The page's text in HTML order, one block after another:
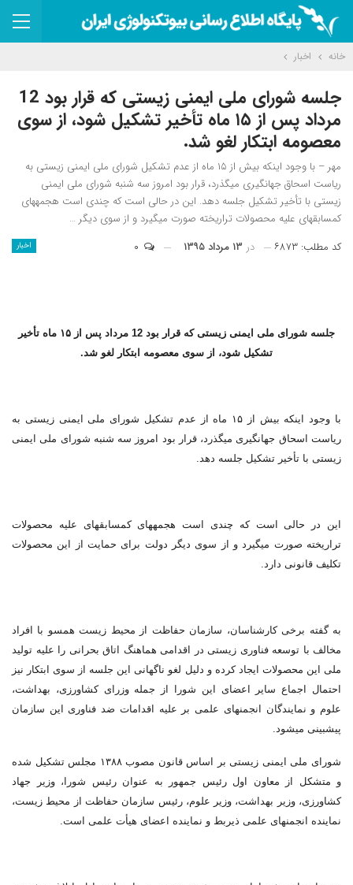
خانه اخبار
جلسه شورای ملی ایمنی زیستی که قرار بود 12
مرداد پس از ۱۵ ماه تأخیر تشکیل شود، از سوی
معصومه ابتکار لغو شد.
مهر – با وجود اینکه بیش از ۱۵ ماه از عدم تشکیل شورای ملی ایمنی زیستی به
ریاست اسحاق جهانگیری می‎گذرد، قرار بود امروز سه شنبه شورای ملی ایمنی
زیستی با تأخیر تشکیل جلسه دهد. این در حالی است که چندی است هجمه‎های
کم‎سابقه‎ای علیه محصولات تراریخته صورت می‎گیرد و از سوی دیگر …
اخبار کد مطلب: ۶۸۷۳ در ۱۳ مرداد ۱۳۹۵
جلسه شورای ملی ایمنی زیستی که قرار بود 12 مرداد پس از ۱۵ ماه تأخیر
تشکیل شود، از سوی معصومه ابتکار لغو شد.
با وجود اینکه بیش از ۱۵ ماه از عدم تشکیل شورای ملی ایمنی زیستی به
ریاست اسحاق جهانگیری می‎گذرد، قرار بود امروز سه شنبه شورای ملی ایمنی
زیستی با تأخیر تشکیل جلسه دهد.
این در حالی است که چندی است هجمه‎های کم‎سابقه‎ای علیه محصولات
تراریخته صورت می‎گیرد و از سوی دیگر دولت برای حمایت از این محصولات
تکلیف قانونی دارد.
به گفته برخی کارشناسان، سازمان حفاظت از محیط زیست همسو با افراد
مخالف با توسعه فناوری زیستی در اقدامی هماهنگ اتاق بحرانی را علیه تولید
ملی این محصولات ایجاد کرده و دلیل لغو ناگهانی این جلسه از سوی ابتکار نیز
احتمال اجماع سایر اعضای این شورا از جمله وزرای کشاورزی، بهداشت،
علوم و نمایندگان انجمن‎های علمی بر علیه اقدامات ضد فناوری این سازمان
پیش‎بینی می‎شود.
شورای ملی ایمنی زیستی بر اساس قانون مصوب ۱۳۸۸ مجلس تشکیل شده
و متشکل از معاون اول رئیس جمهور به عنوان رئیس شورا، وزیر جهاد
کشاورزی، وزیر بهداشت، وزیر علوم، رئیس سازمان حفاظت از محیط زیست،
نماینده انجمن‎های علمی ذی‎ربط و نماینده اعضای هیأت علمی است.